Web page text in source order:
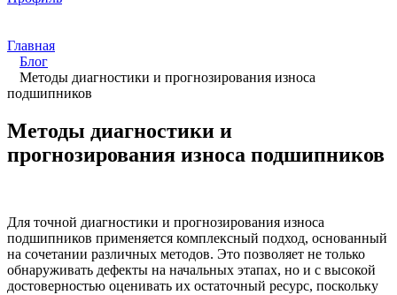
Главная
Блог
Методы диагностики и прогнозирования износа
подшипников
Методы диагностики и
прогнозирования износа подшипников
Для точной диагностики и прогнозирования износа
подшипников применяется комплексный подход, основанный
на сочетании различных методов. Это позволяет не только
обнаруживать дефекты на начальных этапах, но и с высокой
достоверностью оценивать их остаточный ресурс, поскольку